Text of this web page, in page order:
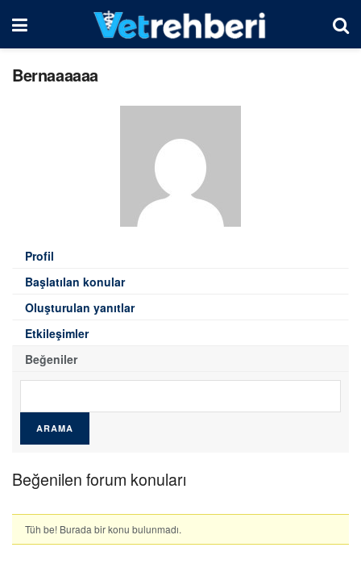
Bernaaaaaa
Profil
Başlatılan konular
Oluşturulan yanıtlar
Etkileşimler
Beğeniler
Beğenilen forum konuları
Tüh be! Burada bir konu bulunmadı.